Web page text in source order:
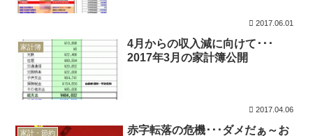
2017.06.01
家計簿
4月からの収入減に向けて･･･
2017年3月の家計簿公開
2017.04.06
家計・節約 赤字転落の危機･･･ダメだぁ～お